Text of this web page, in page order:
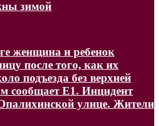
зимой
женщина и ребенок
после того, как их
подъезда без верхней
сообщает Е1. Инцидент
улице. Жители